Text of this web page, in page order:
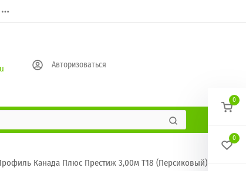
Авторизоваться
Канада Плюс Престиж 3,00м Т18 (Персиковый) /1 шт/
0
0